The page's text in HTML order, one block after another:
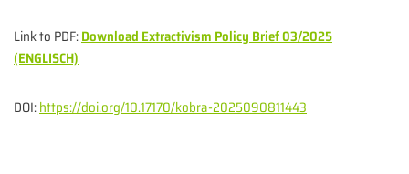
Link to PDF:Download Extractivism Policy Brief 03/2025
(ENGLISCH)
DOI:https://doi.org/10.17170/kobra-2025090811443